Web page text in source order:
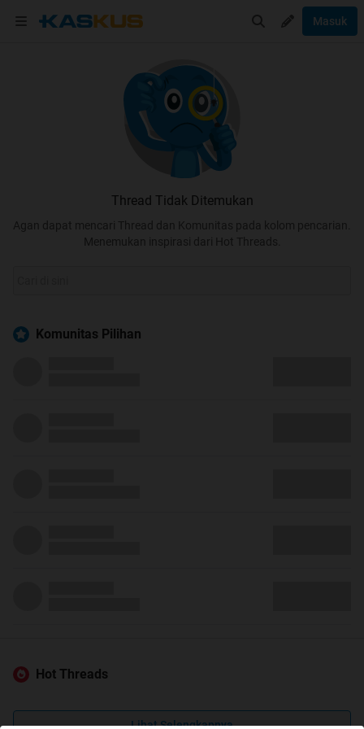
Masuk
Thread Tidak Ditemukan
Agan dapat mencari Thread dan Komunitas pada kolom pencarian.
Menemukan inspirasi dari Hot Threads.
Komunitas Pilihan
Hot Threads
Lihat Selengkapnya